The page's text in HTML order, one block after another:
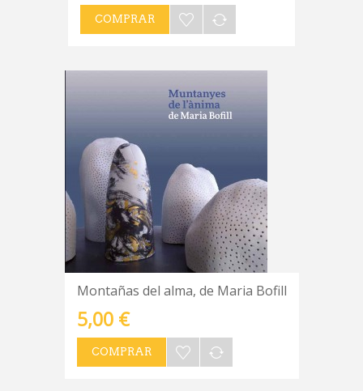
COMPRAR
Montañas del alma, de Maria Bofill
5,00 €
COMPRAR